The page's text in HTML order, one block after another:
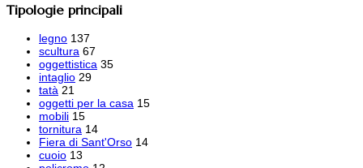
Tipologie principali
legno 137
scultura 67
oggettistica 35
intaglio 29
tatà 21
oggetti per la casa 15
mobili 15
tornitura 14
Fiera di Sant'Orso 14
cuoio 13